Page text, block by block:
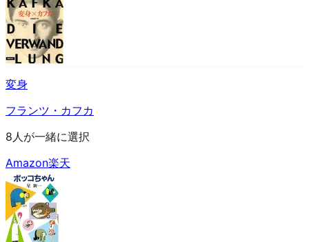
変身
フランツ・カフカ
8人が一緒に選択
Amazon楽天